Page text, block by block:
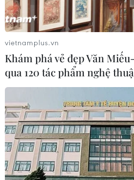
tiếp tục đứng ngôi đầu bảng G
2022 với 10 điểm - 3 trận thắng và
vietnamplus.vn
Khám phá vẻ đẹp Văn
qua 120 tác phẩm nghệ